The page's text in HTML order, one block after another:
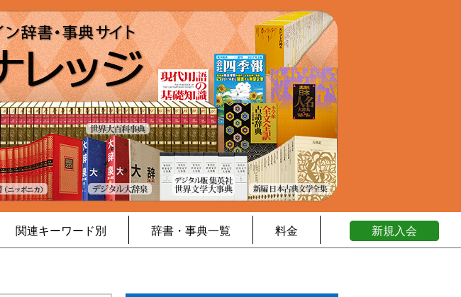
関連キーワード別 辞書・事典一覧 料金 新規入会